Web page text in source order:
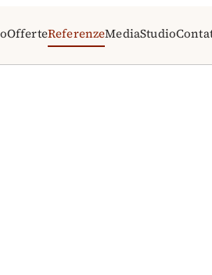
OfferteReferenzeMediaStudio